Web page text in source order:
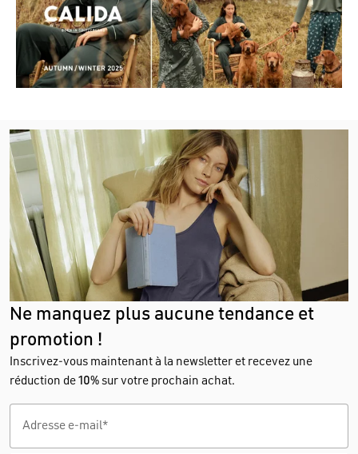
Ne manquez plus aucune tendance et
promotion !
Inscrivez-vous maintenant à la newsletter et recevez une
réduction de10%sur votre prochain achat.